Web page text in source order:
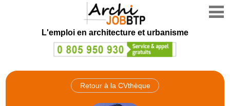
L'emploi en architecture et urbanisme
Retour à la CVthèque